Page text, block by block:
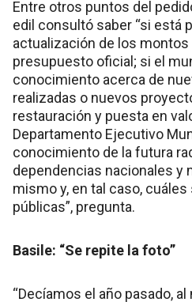
Entre otros puntos del
edil consultó saber “si está
actualización de los
presupuesto oficial; si el
conocimiento acerca de
realizadas o nuevos
restauración y puesta en
Departamento Ejecutivo
conocimiento de la futura
dependencias nacionales y
mismo y, en tal caso,
públicas”, pregunta.
Basile: “Se repite la foto”
“Decíamos el año pasado,